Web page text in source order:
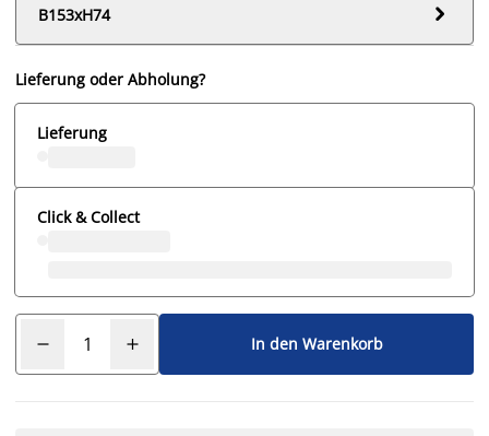
B153xH74

Lieferung oder Abholung?
Lieferung
Click & Collect
In den Warenkorb